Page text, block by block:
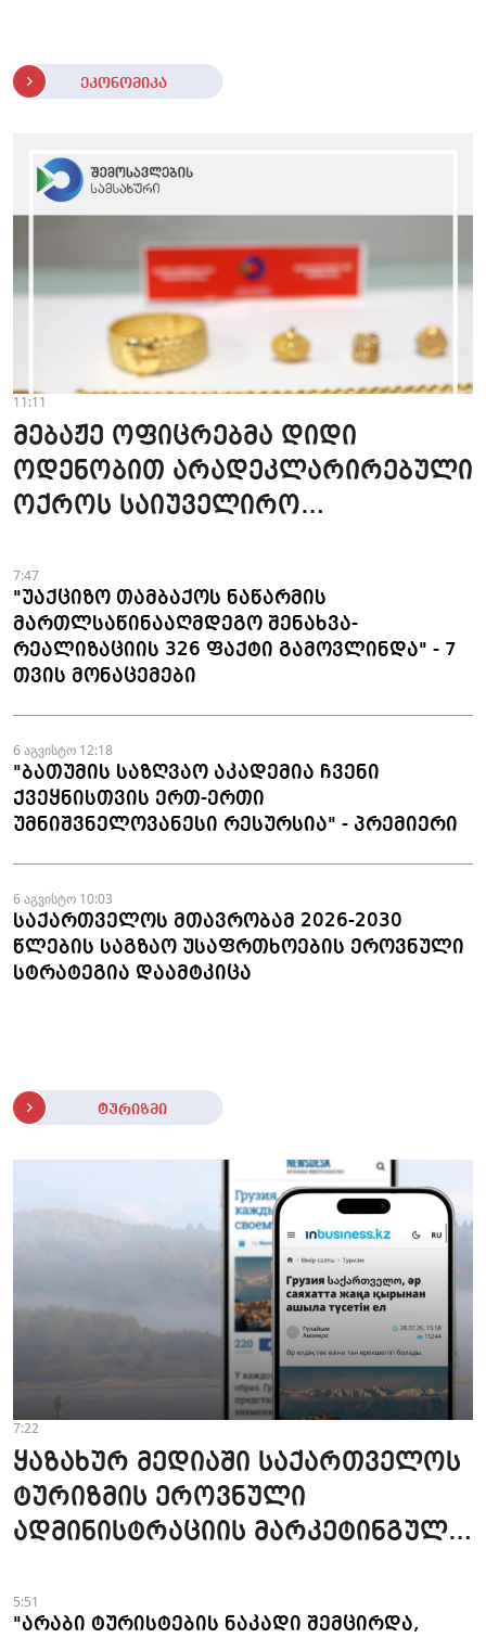
ეკონომიკა
11:11
მებაჟე ოფიცრებმა დიდი
ოდენობით არადეკლარირებული
ოქროს საიუველირო
ფაქტები აღკვეთეს
7:47
"უაქციზო თამბაქოს ნაწარმის
მართლსაწინააღმდეგო შენახვა-
რეალიზაციის 326 ფაქტი გამოვლინდა" - 7
თვის მონაცემები
6 აგვისტო 12:18
"ბათუმის საზღვაო აკადემია ჩვენი
ქვეყნისთვის ერთ-ერთი
უმნიშვნელოვანესი რესურსია" - პრემიერი
6 აგვისტო 10:03
საქართველოს მთავრობამ 2026-2030
წლების საგზაო უსაფრთხოების ეროვნული
სტრატეგია დაამტკიცა
ტურიზმი
7:22
ყაზახურ მედიაში საქართველოს
ტურიზმის ეროვნული
ადმინისტრაციის მარკეტინგული
მომზადდა
5:51
"არაბი ტურისტების ნაკადი შემცირდა,